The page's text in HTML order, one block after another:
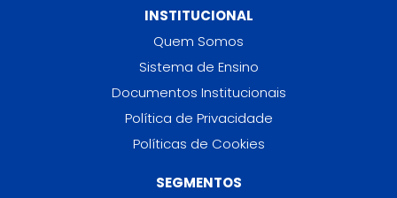
INSTITUCIONAL
Quem Somos
Sistema de Ensino
Documentos Institucionais
Política de Privacidade
Políticas de Cookies
SEGMENTOS